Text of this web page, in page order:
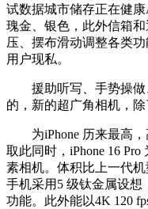
试数据城市储存正在健
瑰金、银色，此外信箱
压、摆布滑动调整各类
用户现私。
援助听写、手势操做
的，新的超广角相机，
为iPhone 历来最高，
取此同时，iPhone 16
素相机。体积比上一代机
手机采用5 级钛金属设
功能。此外能以4K 120